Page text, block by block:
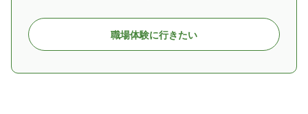
職場体験に行きたい